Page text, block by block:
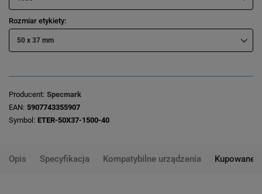
Rozmiar etykiety
50 x 37 mm
Producent Specmark
EAN 5907743355907
Symbol ETER-50X37-1500-40
Opis Specyfikacja Kompatybilne urządzenia Kupowane